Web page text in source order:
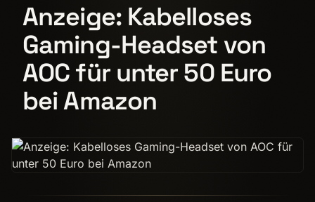
Anzeige: Kabelloses
Gaming-Headset von
AOC für unter 50 Euro
bei Amazon